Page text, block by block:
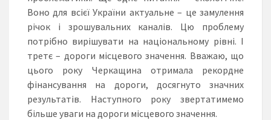
Воно для всієї України актуальне – це замулення
річок і зрошувальних каналів. Цю проблему
потрібно вирішувати на національному рівні. І
третє – дороги місцевого значення. Вважаю, що
цього року Черкащина отримала рекордне
фінансування на дороги, досягнуто значних
результатів. Наступного року звертатимемо
більше уваги на дороги місцевого значення.